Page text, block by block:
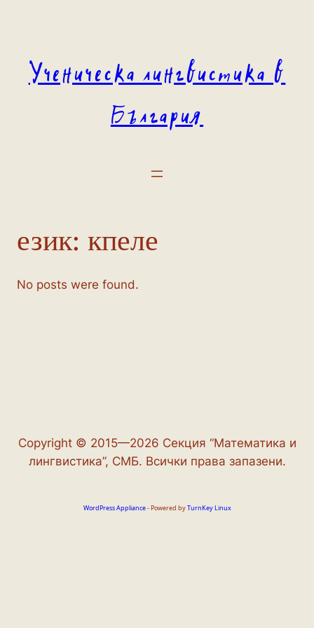
Ученическа лингвистика в
България
език: кпеле
No posts were found.
Copyright © 2015—2026 Секция “Математика и
лингвистика”, СМБ. Всички права запазени.
WordPress Appliance- Powered byTurnKey Linux